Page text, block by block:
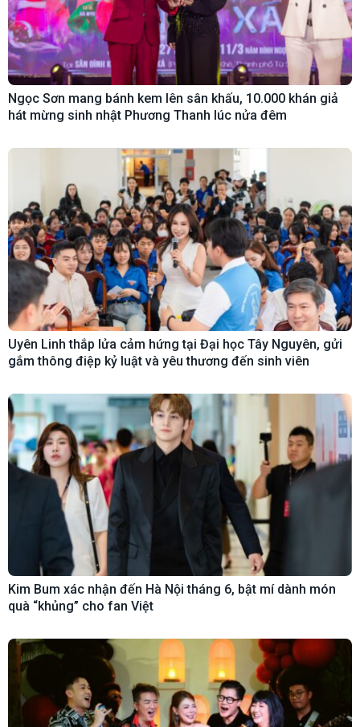
Ngọc Sơn mang bánh kem lên sân khấu, 10.000 khán giả
hát mừng sinh nhật Phương Thanh lúc nửa đêm
Uyên Linh thắp lửa cảm hứng tại Đại học Tây Nguyên, gửi
gắm thông điệp kỷ luật và yêu thương đến sinh viên
Kim Bum xác nhận đến Hà Nội tháng 6, bật mí dành món
quà “khủng” cho fan Việt